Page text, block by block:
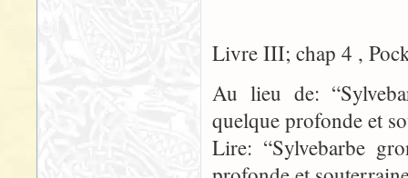
Livre III; chap 4 ,
Au lieu de:
quelque profonde et
Lire: “Sylvebarbe